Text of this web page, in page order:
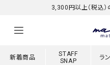
3,300円以上（税込
新着商品
STAFF
SNAP
ラ